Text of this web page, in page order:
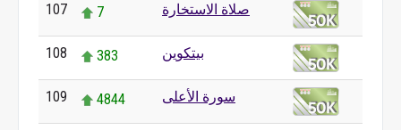
107 7 صلاة الاستخارة
108 383 بيتكوين
109 4844 سورة الأعلى